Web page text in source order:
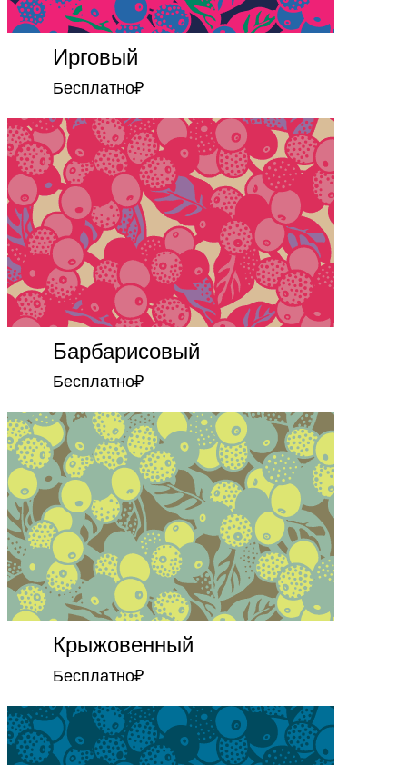
Ирговый
Бесплатно₽
Барбарисовый
Бесплатно₽
Крыжовенный
Бесплатно₽